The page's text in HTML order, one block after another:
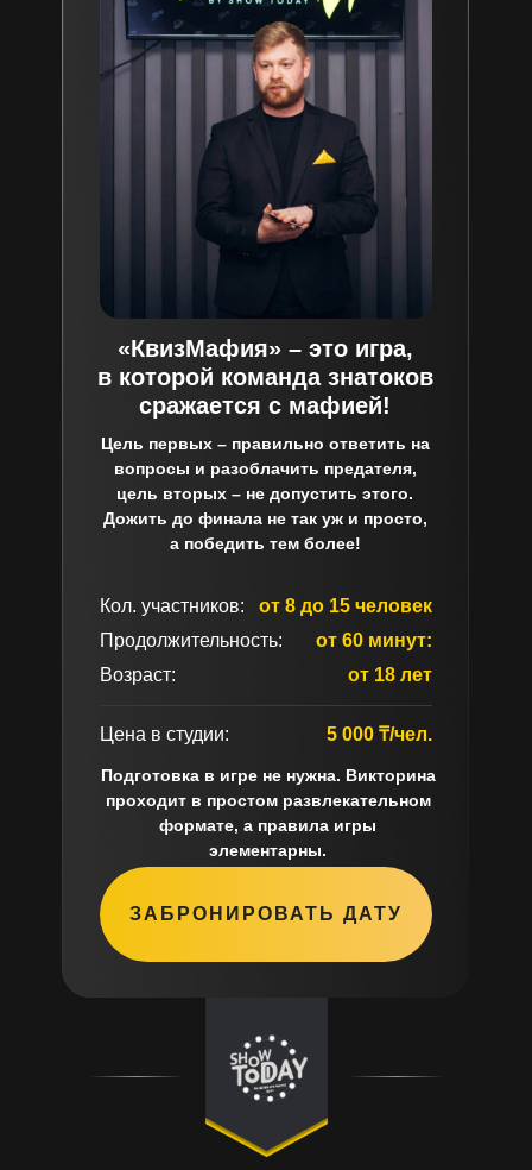
«КвизМафия» – это игра,
в которой команда знатоков
сражается с мафией!
Цель первых – правильно ответить на
вопросы и разоблачить предателя,
цель вторых – не допустить этого.
Дожить до финала не так уж и просто,
а победить тем более!
Кол. участников:
Продолжительность:
Возраст:
от 8 до 15 человек
от 60 минут:
от 18 лет
Цена в студии: 5 000 ₸/чел.
Подготовка в игре не нужна. Викторина
проходит в простом развлекательном
формате, а правила игры
элементарны.
ЗАБРОНИРОВАТЬ ДАТУ